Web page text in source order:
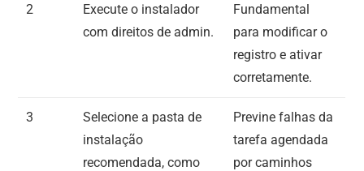
2
Execute o instalador
com direitos de admin.
Fundamental
para modificar o
registro e ativar
corretamente.
3
Selecione a pasta de
instalação
recomendada, como
Previne falhas da
tarefa agendada
por caminhos